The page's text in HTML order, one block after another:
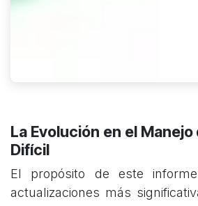
La Evolución en el Manejo
Difícil
El propósito de este
actualizaciones más